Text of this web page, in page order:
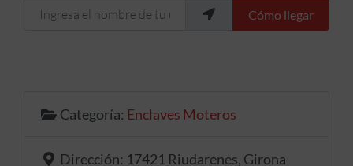
Ingresa el nombre de tu ubicación Cómo llegar
Categoría: Enclaves Moteros
Dirección: 17421 Riudarenes, Girona